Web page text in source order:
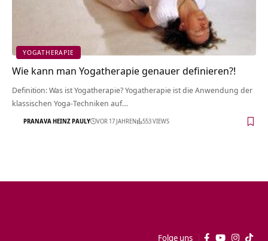
YOGATHERAPIE
Wie kann man Yogatherapie genauer definieren?!
Definition: Was ist Yogatherapie? Yogatherapie ist die Anwendung der
klassischen Yoga-Techniken auf…
PRANAVA HEINZ PAULY VOR 17 JAHREN 553 VIEWS
Folge uns